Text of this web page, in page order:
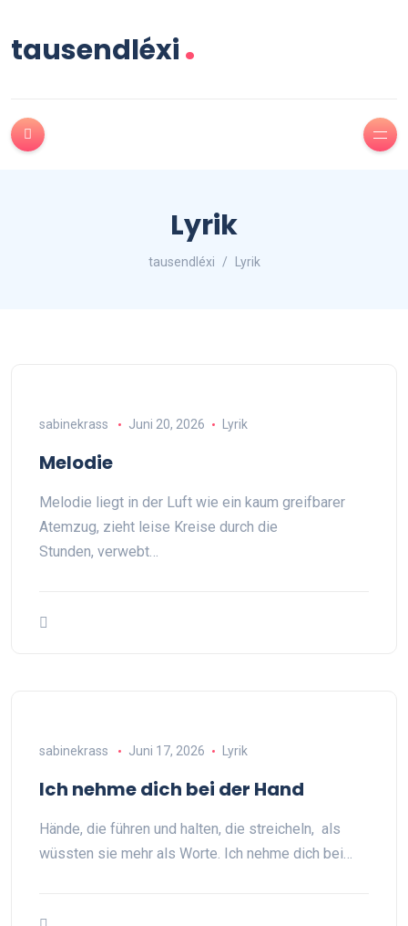
tausendléxi.
Lyrik
tausendléxi Lyrik
sabinekrass Juni 20, 2026 Lyrik
Melodie
Melodie liegt in der Luft wie ein kaum greifbarer
Atemzug, zieht leise Kreise durch die
Stunden, verwebt…
sabinekrass Juni 17, 2026 Lyrik
Ich nehme dich bei der Hand
Hände, die führen und halten, die streicheln, als
wüssten sie mehr als Worte. Ich nehme dich bei…